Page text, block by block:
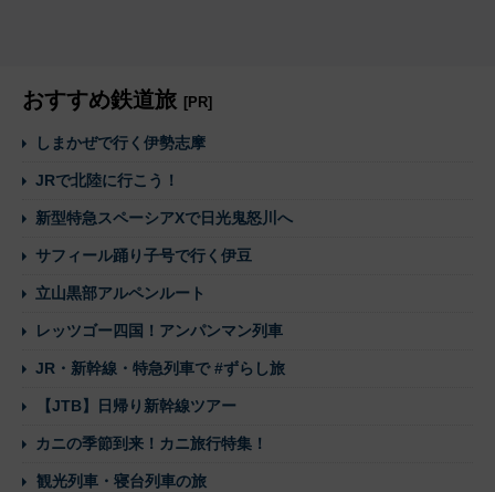
おすすめ鉄道旅 [PR]
しまかぜで行く伊勢志摩
JRで北陸に行こう！
新型特急スペーシアXで日光鬼怒川へ
サフィール踊り子号で行く伊豆
立山黒部アルペンルート
レッツゴー四国！アンパンマン列車
JR・新幹線・特急列車で #ずらし旅
【JTB】日帰り新幹線ツアー
カニの季節到来！カニ旅行特集！
観光列車・寝台列車の旅